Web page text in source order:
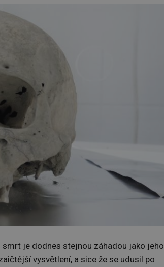
smrt je dodnes stejnou záhadou jako jeho
vysvětlení, a sice že se udusil po